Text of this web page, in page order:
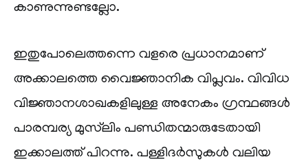
കാണുന്നുണ്ടല്ലോ.
ഇതുപോലെത്തന്നെ വളരെ പ്രധാനമാണ്
അക്കാലത്തെ വൈജ്ഞാനിക വിപ്ലവം. വിവിധ
വിജ്ഞാനശാഖകളിലുള്ള അനേകം ഗ്രന്ഥങ്ങൾ
പാരമ്പര്യ മുസ്‌ലിം പണ്ഡിതന്മാരുടേതായി
ഇക്കാലത്ത് പിറന്നു. പള്ളിദർസുകൾ വലിയ